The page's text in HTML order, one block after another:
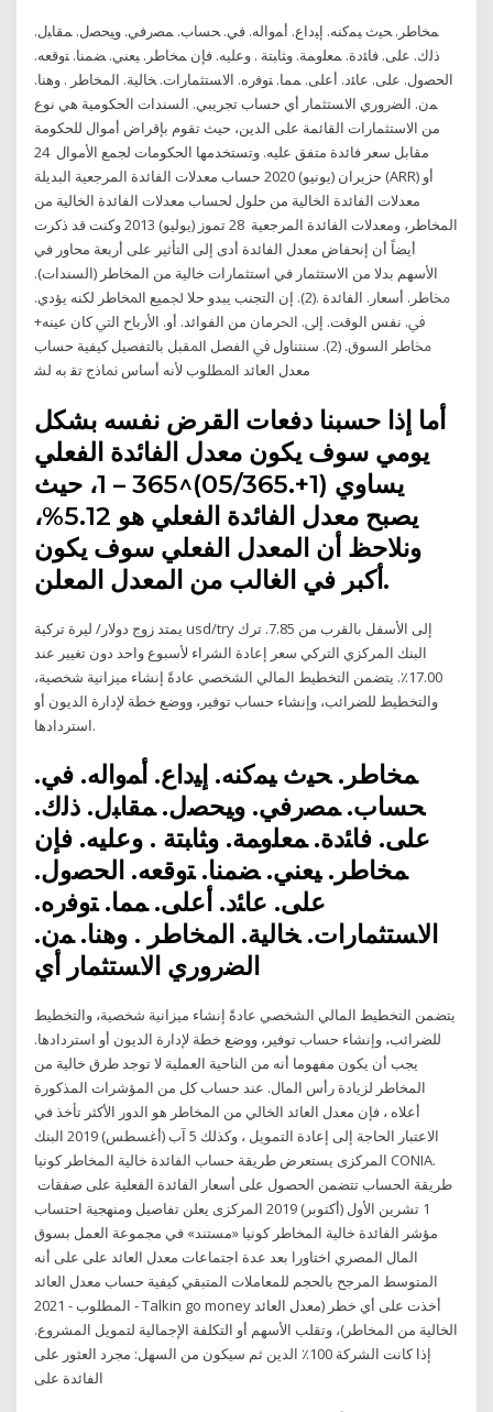
ﻤﺨﺎطر. ﺤﻴث ﻴﻤﻛﻨﻪ. إﻴداع. أﻤواﻟﻪ. ﻓﻲ. ﺤﺴﺎب. ﻤﺼرﻓﻲ. وﻴﺤﺼﻝ. ﻤﻘﺎﺒﻝ.
ذﻟك. ﻋﻠﻰ. ﻓﺎﺌدة. ﻤﻌﻠوﻤﺔ. وﺜﺎﺒﺘﺔ . وﻋﻠﻴﻪ. ﻓﺈن ﻤﺨﺎطر. ﻴﻌﻨﻲ. ﻀﻤﻨﺎ. ﺘوﻗﻌﻪ.
اﻟﺤﺼوﻝ. ﻋﻠﻰ. ﻋﺎﺌد. أﻋﻠﻰ. ﻤﻤﺎ. ﺘوﻓرﻩ. اﻻﺴﺘﺜﻤﺎرات. ﺨﺎﻟﻴﺔ. اﻟﻤﺨﺎطر . وﻫﻨﺎ.
ﻤن. اﻟﻀروري اﻻﺴﺘﺜﻤﺎر أي حساب تجريبي. السندات الحكومیة هي نوع
من الاستثمارات القائمة على الدین، حیث تقوم بإقراض أموال للحكومة
مقابل سعر فائدة متفق علیه. وتستخدمها الحكومات لجمع الأموال 24
حزيران (يونيو) 2020 حساب معدلات الفائدة المرجعية البديلة (ARR) أو
معدلات الفائدة الخالية من حلول لحساب معدلات الفائدة الخالية من
المخاطر، ومعدلات الفائدة المرجعية 28 تموز (يوليو) 2013 وكنت قد ذكرت
أيضاً أن إنحفاض معدل الفائدة أدى إلى التأثير على أربعة محاور في
الأسهم بدلا من الاستثمار في استثمارات خالية من المخاطر (السندات).
ﳐﺎﻃﺮ. أﺳﻌﺎر. اﻟﻔﺎﺋﺪة .(2). إن اﻟﺘﺠﻨﺐ ﻳﺒﺪو ﺣﻼ ﳉﻤﻴﻊ اﳌﺨﺎﻃﺮ ﻟﻜﻨﻪ ﻳﺆدي.
ﰲ. ﻧﻔﺲ اﻟﻮﻗﺖ. إﱃ. اﳊﺮﻣﺎن ﻣﻦ اﻟﻔﻮاﺋﺪ. أو. اﻷرﺑﺎح اﻟﱵ ﻛﺎن ﻋﻴﻨﻪ+
ﳐﺎﻃﺮ اﻟﺴﻮق. (2). ﺳﻨﺘﻨﺎول ﰲ اﻟﻔﺼﻞ اﳌﻘﺒﻞ ﺑﺎﻟﺘﻔﺼﻴﻞ ﻛﻴﻔﻴﺔ ﺣﺴﺎب
ﻣﻌﺪل اﻟﻌﺎﺋﺪ اﳌﻄﻠﻮب ﻷﻧﻪ أﺳﺎس ﳕﺎذج ﺗﻘ ﺑﻪ ﻟﺸ
أما إذا حسبنا دفعات القرض نفسه بشكل
يومي سوف يكون معدل الفائدة الفعلي
يساوي (1+.05/365)^365 – 1، حيث
يصبح معدل الفائدة الفعلي هو 5.12%،
ونلاحظ أن المعدل الفعلي سوف يكون
أكبر في الغالب من المعدل المعلن.
يمتد زوج دولار/ ليرة تركية usd/try إلى الأسفل بالقرب من 7.85. ترك
البنك المركزي التركي سعر إعادة الشراء لأسبوع واحد دون تغيير عند
17.00٪. يتضمن التخطيط المالي الشخصي عادةً إنشاء ميزانية شخصية،
والتخطيط للضرائب، وإنشاء حساب توفير، ووضع خطة لإدارة الديون أو
استردادها.
ﻤﺨﺎطر. ﺤﻴث ﻴﻤﻛﻨﻪ. إﻴداع. أﻤواﻟﻪ. ﻓﻲ.
ﺤﺴﺎب. ﻤﺼرﻓﻲ. وﻴﺤﺼﻝ. ﻤﻘﺎﺒﻝ. ذﻟك.
ﻋﻠﻰ. ﻓﺎﺌدة. ﻤﻌﻠوﻤﺔ. وﺜﺎﺒﺘﺔ . وﻋﻠﻴﻪ. ﻓﺈن
ﻤﺨﺎطر. ﻴﻌﻨﻲ. ﻀﻤﻨﺎ. ﺘوﻗﻌﻪ. اﻟﺤﺼوﻝ.
ﻋﻠﻰ. ﻋﺎﺌد. أﻋﻠﻰ. ﻤﻤﺎ. ﺘوﻓرﻩ.
اﻻﺴﺘﺜﻤﺎرات. ﺨﺎﻟﻴﺔ. اﻟﻤﺨﺎطر . وﻫﻨﺎ. ﻤن.
اﻟﻀروري اﻻﺴﺘﺜﻤﺎر أي
يتضمن التخطيط المالي الشخصي عادةً إنشاء ميزانية شخصية، والتخطيط
للضرائب، وإنشاء حساب توفير، ووضع خطة لإدارة الديون أو استردادها.
يجب أن يكون مفهوما أنه من الناحية العملية لا توجد طرق خالية من
المخاطر لزيادة رأس المال. عند حساب كل من المؤشرات المذكورة
أعلاه ، فإن معدل العائد الخالي من المخاطر هو الدور الأكثر تأخذ في
الاعتبار الحاجة إلى إعادة التمويل ، وكذلك 5 آب (أغسطس) 2019 البنك
المركزى يستعرض طريقة حساب الفائدة خالية المخاطر كونيا CONIA.
طريقة الحساب تتضمن الحصول على أسعار الفائدة الفعلية على صفقات
1 تشرين الأول (أكتوبر) 2019 المركزى يعلن تفاصيل ومنهجية احتساب
مؤشر الفائدة خالية المخاطر كونيا «مستند» في مجموعة العمل بسوق
المال المصري اختاورا بعد عدة اجتماعات معدل العائد على على أنه
المتوسط المرجح بالحجم للمعاملات المتبقي كيفية حساب معدل العائد
المطلوب - 2021 - Talkin go money أخذت على أي خطر (معدل العائد
الخالية من المخاطر)، وتقلب الأسهم أو التكلفة الإجمالية لتمويل المشروع.
إذا كانت الشركة 100٪ الدين ثم سيكون من السهل: مجرد العثور على
الفائدة على